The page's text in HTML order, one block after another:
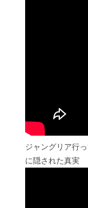
ジャングリア行
に隠された真実